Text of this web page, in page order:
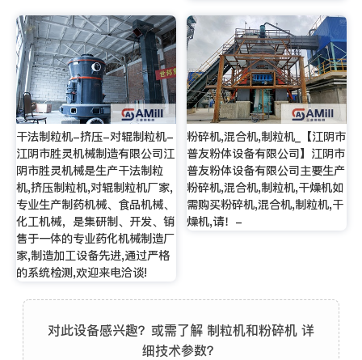
干法制粒机-挤压-对辊制粒机-
江阴市胜灵机械制造有限公司江
阴市胜灵机械是生产干法制粒
机,挤压制粒机,对辊制粒机厂家,
专业生产制药机械、食品机械、
化工机械，是集研制、开发、销
售于一体的专业药化机械制造厂
家,制造加工设备先进,通过严格
的系统检测,欢迎来电洽谈!
粉碎机,混合机,制粒机_【江阴市
普友粉体设备有限公司】江阴市
普友粉体设备有限公司主要生产
粉碎机,混合机,制粒机,干燥机如
需购买粉碎机,混合机,制粒机,干
燥机,请！-
对此设备感兴趣？或需了解 制粒机和粉碎机 详
细技术参数？